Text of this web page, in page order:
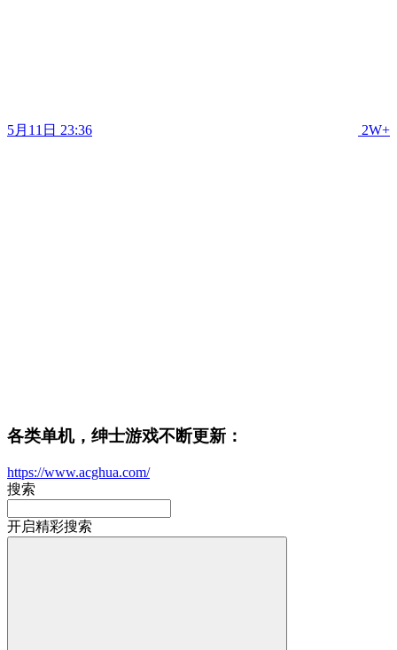
5月11日 23:36 2W+
各类单机，绅士游戏不断更新：
https://www.acghua.com/
搜索
开启精彩搜索